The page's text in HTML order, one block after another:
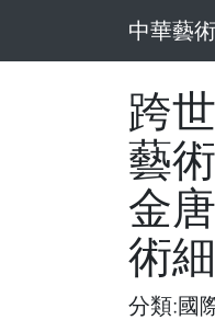
中華藝
跨
藝
金
術
分類:國